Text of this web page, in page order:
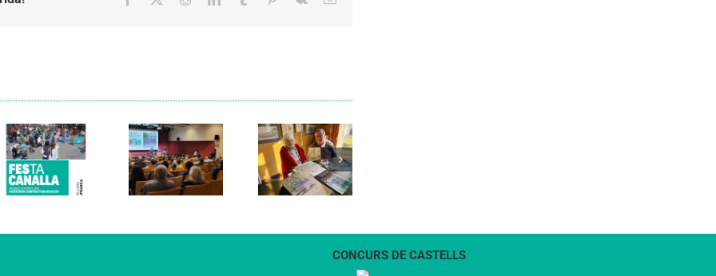
Cal Figarot
lidera el
primer
d’energia
comunitària
Els Verds
presenten el
llibre
“Petita
història
dels
CONCURS DE CASTELLS